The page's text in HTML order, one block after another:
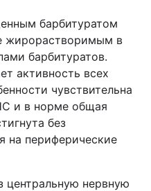
барбитуратом
жирорастворимым в
барбитуратов.
активность всех
чувствительна
и в норме общая
без
на периферические
центральную нервную